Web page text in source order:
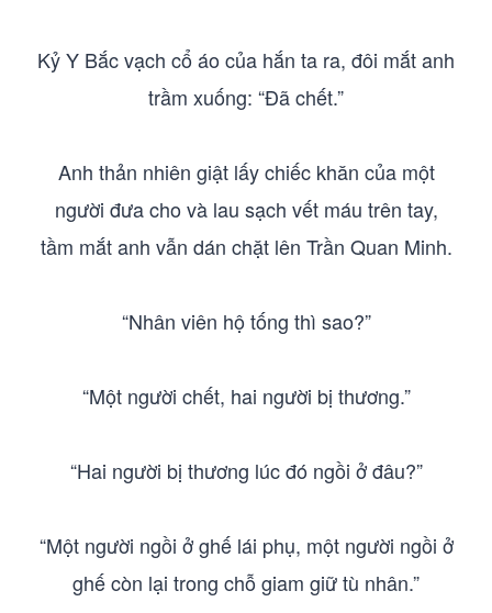
Kỷ Y Bắc vạch cổ áo của hắn ta ra, đôi mắt anh
trầm xuống: “Đã chết.”
Anh thản nhiên giật lấy chiếc khăn của một
người đưa cho và lau sạch vết máu trên tay,
tầm mắt anh vẫn dán chặt lên Trần Quan Minh.
“Nhân viên hộ tống thì sao?”
“Một người chết, hai người bị thương.”
“Hai người bị thương lúc đó ngồi ở đâu?”
“Một người ngồi ở ghế lái phụ, một người ngồi ở
ghế còn lại trong chỗ giam giữ tù nhân.”